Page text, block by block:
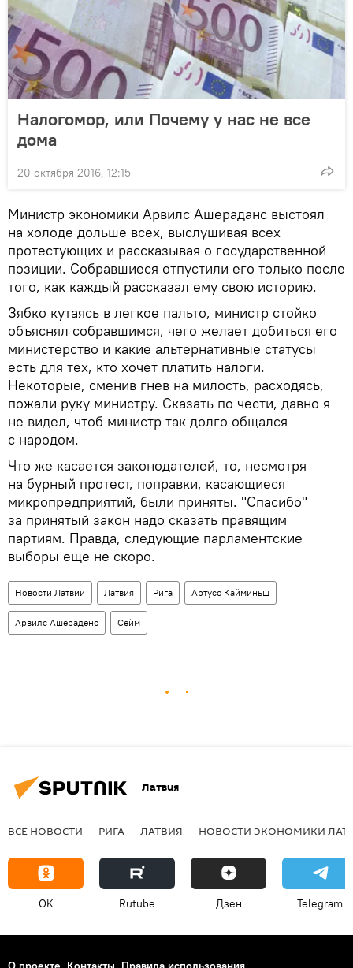
Налогомор, или Почему у нас не все
дома
20 октября 2016, 12:15
Министр экономики Арвилс Ашераданс выстоял
на холоде дольше всех, выслушивая всех
протестующих и рассказывая о государственной
позиции. Собравшиеся отпустили его только после
того, как каждый рассказал ему свою историю.
Зябко кутаясь в легкое пальто, министр стойко
объяснял собравшимся, чего желает добиться его
министерство и какие альтернативные статусы
есть для тех, кто хочет платить налоги.
Некоторые, сменив гнев на милость, расходясь,
пожали руку министру. Сказать по чести, давно я
не видел, чтоб министр так долго общался
с народом.
Что же касается законодателей, то, несмотря
на бурный протест, поправки, касающиеся
микропредприятий, были приняты. "Спасибо"
за принятый закон надо сказать правящим
партиям. Правда, следующие парламентские
выборы еще не скоро.
Новости Латвии Латвия Рига Артусс Кайминьш
Арвилс Ашераденс Сейм
Латвия
ВСЕ НОВОСТИ РИГА ЛАТВИЯ НОВОСТИ ЭКОНОМИКИ
OK Rutube Дзен Telegram